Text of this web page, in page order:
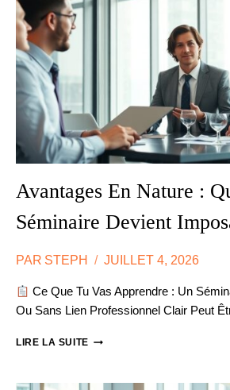
Avantages En Nature :
Séminaire Devient
PAR STEPH JUILLET 4, 2026
Ce Que Tu Vas Apprendre : Un
Ou Sans Lien Professionnel Clair Peut
LIRE LA SUITEAVANTAGES
: